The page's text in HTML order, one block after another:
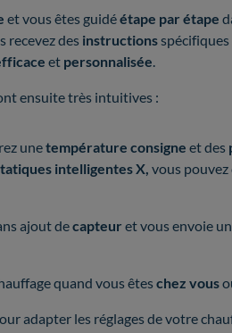
et vous êtes guidéétape par étape
recevez des instructions
et personnalisée.
ensuite très intuitives :
unetempérature consigne et des
intelligentes X, vous pouvez
ajout decapteur et vous envoie
quand vous êteschez vous
adapter les réglages de votre